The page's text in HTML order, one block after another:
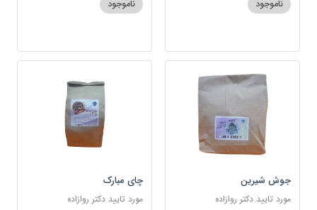
ناموجود ناموجود
جوش شیرین
مورد تایید دکتر روازاده
چای مبارک
مورد تایید دکتر روازاده